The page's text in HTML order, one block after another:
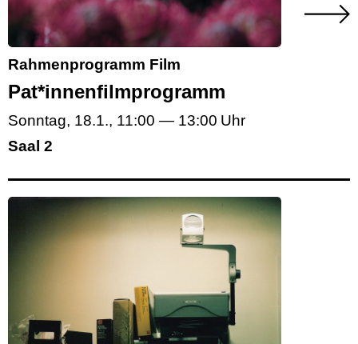
Rahmenprogramm Film
Pat*innenfilmprogramm
Sonntag, 18.1., 11:00 — 13:00
Saal 2